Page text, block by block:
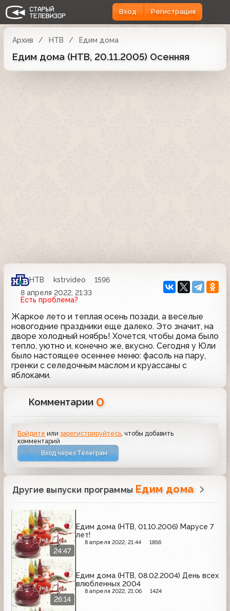
Вход Регистрация
Архив НТВ Едим дома
Едим дома (НТВ, 20.11.2005) Осенняя
НТВ kstrvideo
1596
8 апреля 2022, 21:33
Есть проблема?
Жаркое лето и теплая осень позади, а веселые
новогодние праздники еще далеко. Это значит, на
дворе холодный ноябрь! Хочется, чтобы дома было
тепло, уютно и, конечно же, вкусно. Сегодня у Юли
было настоящее осеннее меню: фасоль на пару,
гренки с селедочным маслом и круассаны с
яблоками.
Комментарии 0
Войдите илизарегистрируйтесь , чтобы добавить
комментарий
Вход через Телеграм
Другие выпуски программы Едим дома
24:47
Едим дома (НТВ, 01.10.2006) Марусе 7
лет!
8 апреля 2022, 21:44 1856
26:14
Едим дома (НТВ, 08.02.2004) День всех
влюбленных 2004
8 апреля 2022, 21:06 1424